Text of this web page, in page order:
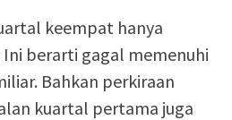
keempat hanya
Ini berarti gagal memenuhi
Bahkan perkiraan
kuartal pertama juga